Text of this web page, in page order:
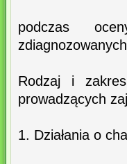
podczas
Rodzaj i
prowadzących
1. Działania o